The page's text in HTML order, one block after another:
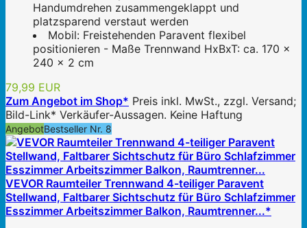
Handumdrehen zusammengeklappt und
platzsparend verstaut werden
Mobil: Freistehenden Paravent flexibel
positionieren - Maße Trennwand HxBxT: ca. 170 x
240 x 2 cm
79,99 EUR
Zum Angebot im Shop* Preis inkl. MwSt., zzgl. Versand;
Bild-Link* Verkäufer-Aussagen. Keine Haftung
AngebotBestseller Nr. 8
VEVOR Raumteiler Trennwand 4-teiliger Paravent
Stellwand, Faltbarer Sichtschutz für Büro Schlafzimmer
Esszimmer Arbeitszimmer Balkon, Raumtrenner...*